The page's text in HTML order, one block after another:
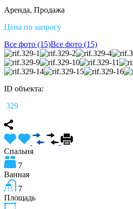
Аренда, Продажа
Цена по запросу
Все фото (15)Все фото (15)
ID объекта:
329
Спальня
7
Ванная
7
Площадь